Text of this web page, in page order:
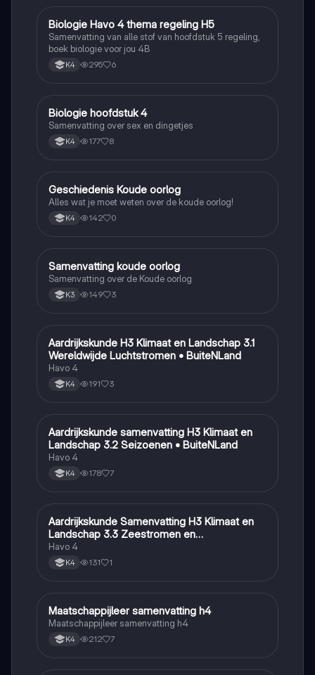
Biologie
Biologie Havo 4 thema regeling H5
Samenvatting van alle stof van hoofdstuk 5 regeling,
boek biologie voor jou 4B
K4 295 6
Biologie
Biologie hoofdstuk 4
Samenvatting over sex en dingetjes
K4 177 8
Geschiedenis
Geschiedenis Koude oorlog
Alles wat je moet weten over de koude oorlog!
K4 142 0
Geschiedenis
Samenvatting koude oorlog
Samenvatting over de Koude oorlog
K3 149 3
Aardrijkskunde
Aardrijkskunde H3 Klimaat en Landschap 3.1
Wereldwijde Luchtstromen • BuiteNLand
Havo 4
K4 191 3
Aardrijkskunde
Aardrijkskunde samenvatting H3 Klimaat en
Landschap 3.2 Seizoenen • BuiteNLand
Havo 4
K4 178 7
Aardrijkskunde
Aardrijkskunde Samenvatting H3 Klimaat en
Landschap 3.3 Zeestromen en
Klimaatgebieden • BuiteNLand
Havo 4
K4 131 1
Maatschappijleer
Maatschappijleer samenvatting h4
Maatschappijleer samenvatting h4
K4 212 7